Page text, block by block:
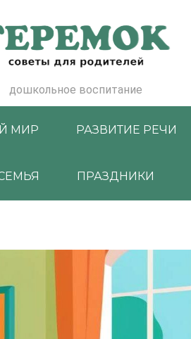
дошкольное воспитание
МИР РАЗВИТИЕ РЕЧИ
ПРАЗДНИКИ